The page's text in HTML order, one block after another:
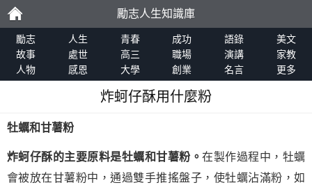
勵
志
勵志人生知識庫
勵志 人生 青春 成功 語錄
美文
故事
處世 高三 職場 演講
家教
人物
感恩 大學 創業 名言 更多
炸蚵仔酥用什麼粉
牡蠣和甘薯粉
炸蚵仔酥的主要原料是牡蠣和甘薯粉。在製作過程中，牡蠣
會被放在甘薯粉中，通過雙手推搖盤子，使牡蠣沾滿粉，如